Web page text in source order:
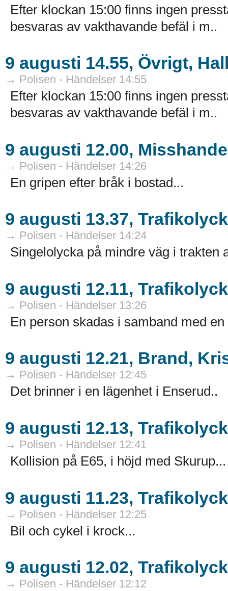
Efter klockan 15:00 finns ingen
besvaras av vakthavande befäl i m..
9 augusti 14.55, Övrigt,
→ Polisen - Händelser 14:55
Efter klockan 15:00 finns ingen
besvaras av vakthavande befäl i m..
9 augusti 12.00,
→ Polisen - Händelser 14:26
En gripen efter bråk i bostad...
9 augusti 13.37,
→ Polisen - Händelser 14:24
Singelolycka på mindre väg i trakten
9 augusti 12.11,
→ Polisen - Händelser 13:26
En person skadas i samband med
9 augusti 12.21, Brand,
→ Polisen - Händelser 12:45
Det brinner i en lägenhet i Enserud..
9 augusti 12.13,
→ Polisen - Händelser 12:41
Kollision på E65, i höjd med Skurup...
9 augusti 11.23,
→ Polisen - Händelser 12:25
Bil och cykel i krock...
9 augusti 12.02,
→ Polisen - Händelser 12:12